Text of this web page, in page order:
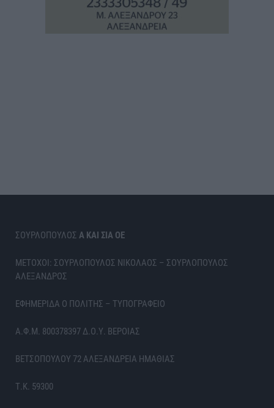
ΣΟΥΡΛΟΠΟΥΛΟΣ Α ΚΑΙ ΣΙΑ ΟΕ
ΜΕΤΟΧΟΙ: ΣΟΥΡΛΟΠΟΥΛΟΣ ΝΙΚΟΛΑΟΣ – ΣΟΥΡΛΟΠΟΥΛΟΣ
ΑΛΕΞΑΝΔΡΟΣ
ΕΦΗΜΕΡΙΔΑ Ο ΠΟΛΙΤΗΣ – ΤΥΠΟΓΡΑΦΕΙΟ
Α.Φ.Μ. 800378397 Δ.Ο.Υ. ΒΕΡΟΙΑΣ
ΒΕΤΣΟΠΟΥΛΟΥ 72 ΑΛΕΞΑΝΔΡΕΙΑ ΗΜΑΘΙΑΣ
Τ.Κ. 59300